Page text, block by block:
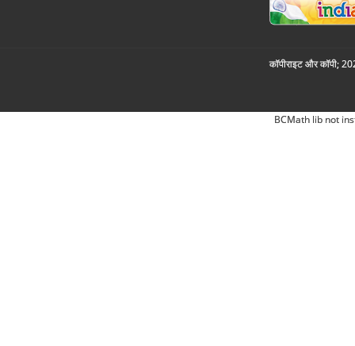
कॉपीराइट और कॉपी;
BCMath lib not